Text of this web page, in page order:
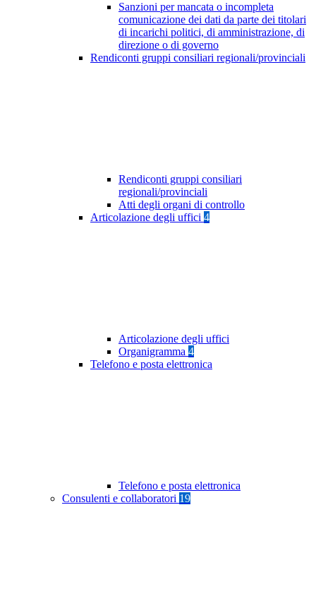
Sanzioni per mancata o incompleta
comunicazione dei dati da parte dei titolari
di incarichi politici, di amministrazione, di
direzione o di governo
Rendiconti gruppi consiliari regionali/provinciali
Rendiconti gruppi consiliari
regionali/provinciali
Atti degli organi di controllo
Articolazione degli uffici 4
Articolazione degli uffici
Organigramma 4
Telefono e posta elettronica
Telefono e posta elettronica
Consulenti e collaboratori 19